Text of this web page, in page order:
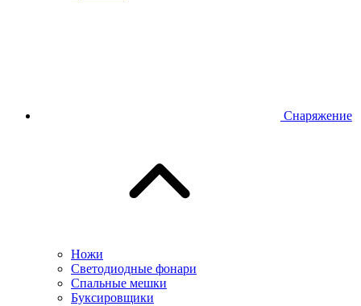
Снаряжение
Ножи
Светодиодные фонари
Спальные мешки
Буксировщики